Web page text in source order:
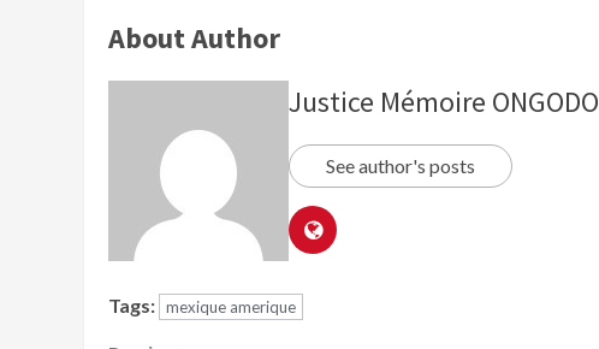
About Author
Justice Mémoire ONGODO
See author's posts
Tags: mexique amerique